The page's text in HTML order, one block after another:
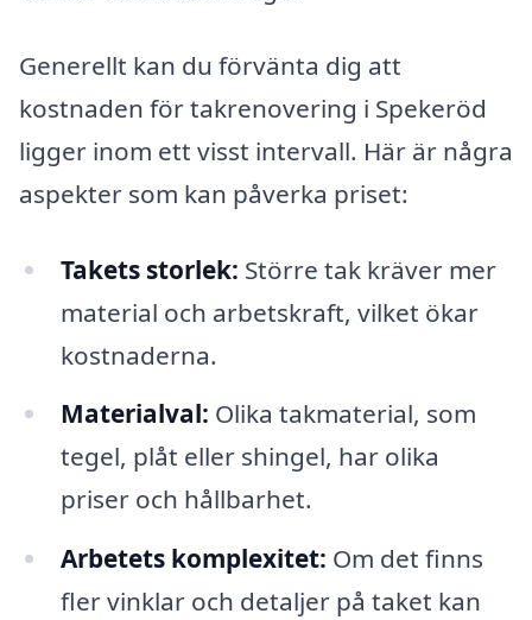
Generellt kan du förvänta dig att
kostnaden för takrenovering i Spekeröd
ligger inom ett visst intervall. Här är några
aspekter som kan påverka priset:
Takets storlek: Större tak kräver mer
material och arbetskraft, vilket ökar
kostnaderna.
Materialval: Olika takmaterial, som
tegel, plåt eller shingel, har olika
priser och hållbarhet.
Arbetets komplexitet: Om det finns
fler vinklar och detaljer på taket kan